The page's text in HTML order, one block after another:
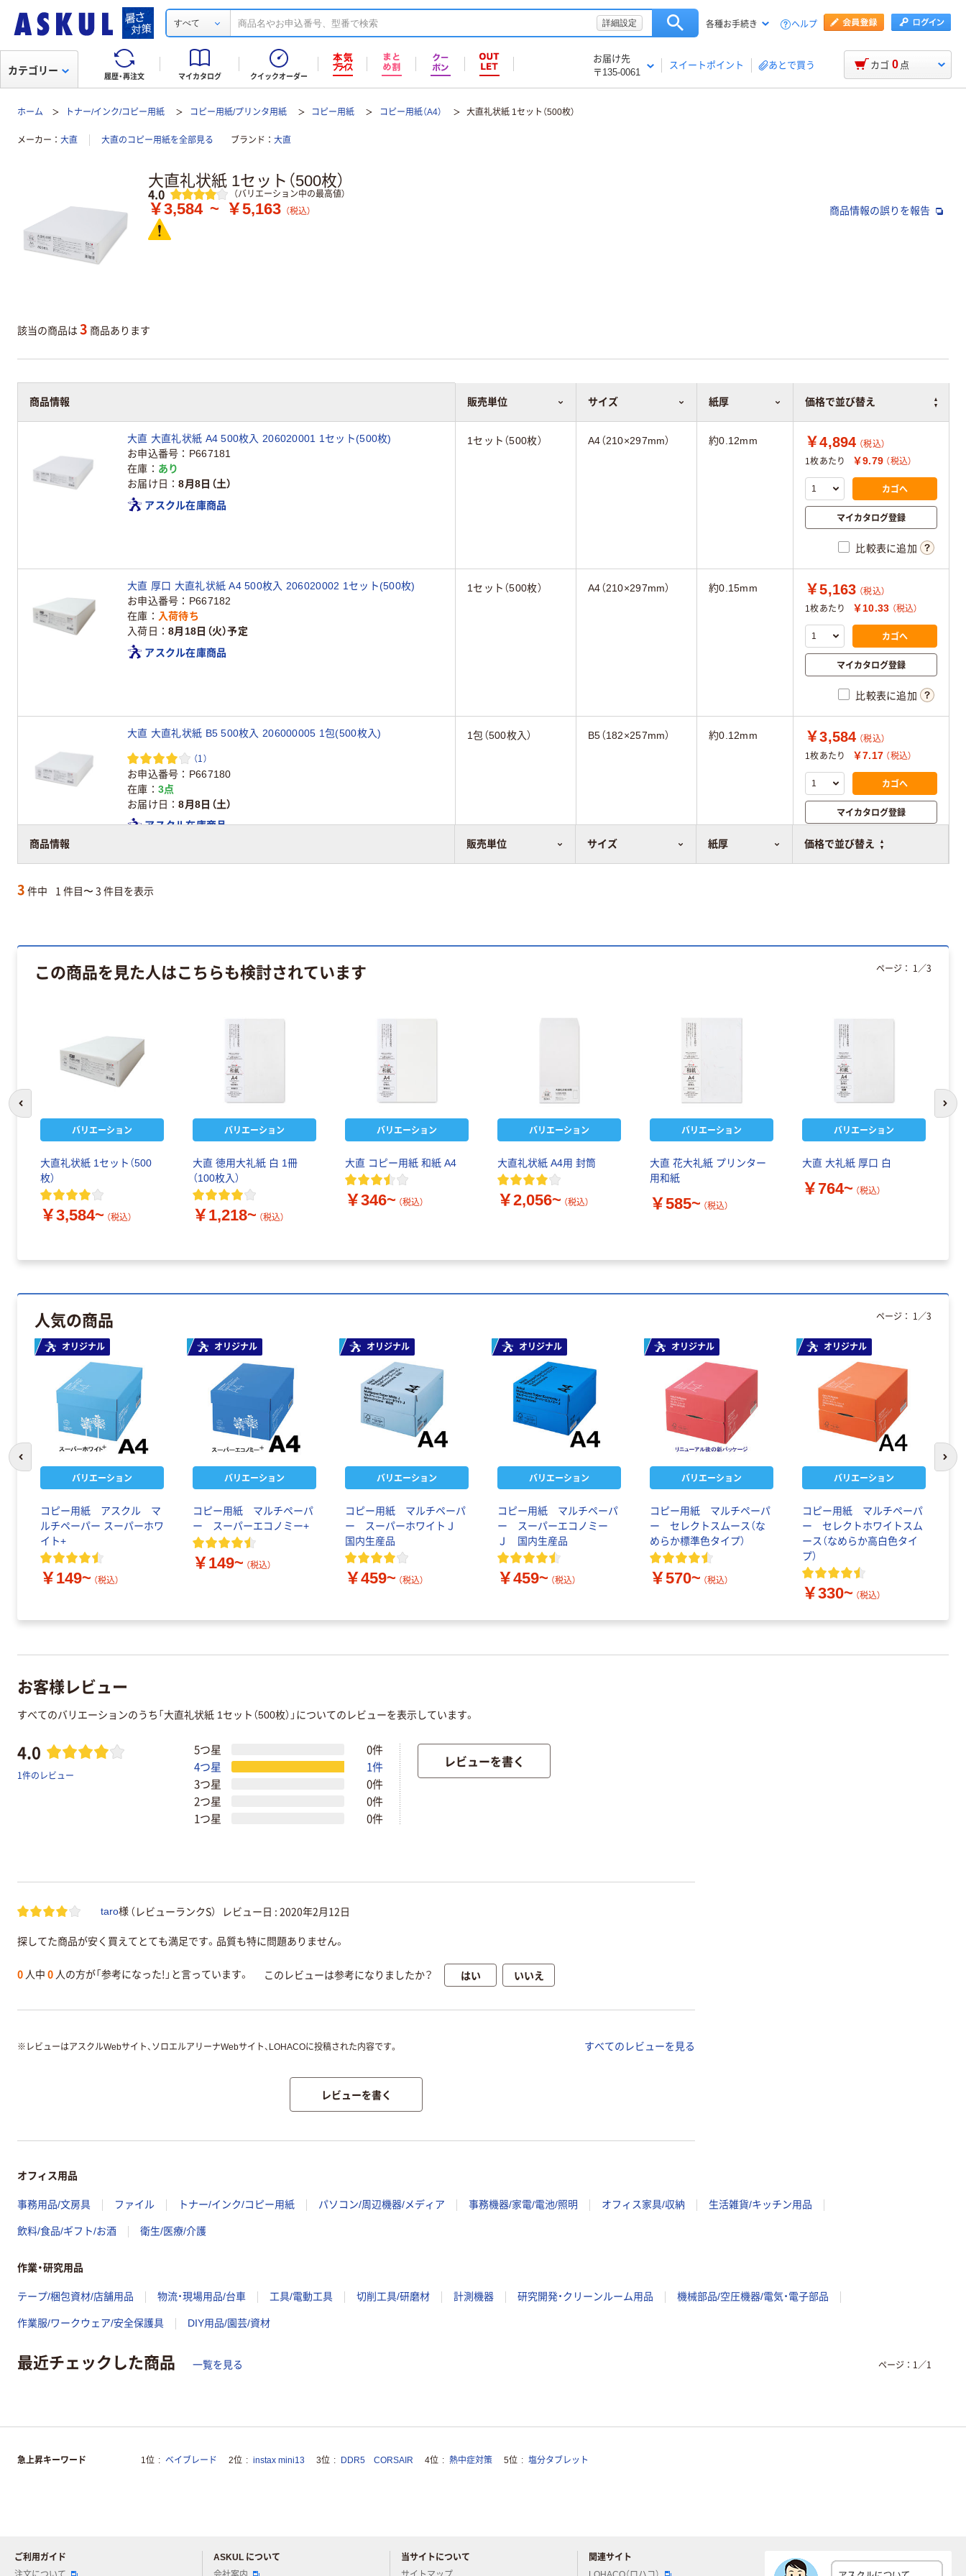
すべて 詳細設定 各種お手続き ヘルプ
履歴・再注文 マイカタログ クイックオーダー
お届け先
〒135-0061
スイートポイント あとで買う
カテゴリー カゴ 0 点
ホーム トナー/インク/コピー用紙 コピー用紙/プリンタ用紙 コピー用紙 コピー用紙（A4） 大直礼状紙 1セット（500枚）
メーカー 大直 大直のコピー用紙を全部見る ブランド 大直
大直礼状紙 1セット（500枚）
レビュー
4.0 （バリエーション中の最高値）
￥3,584 ~ ￥5,163 （税込） 商品情報の誤りを報告
該当の商品は 3 商品あります
商品情報 販売単位 サイズ 紙厚 価格で並び替え
商品情報 販売単位 サイズ 紙厚 価格で並び替え
大直 大直礼状紙 A4 500枚入 206020001 1セット(500枚)
お申込番号
P667181
在庫
あり
お届け日
8月8日（土）
アスクル在庫商品
1セット（500枚） A4（210×297mm） 約0.12mm ￥4,894 （税込）
1枚あたり
￥9.79 （税込）
カゴへ
マイカタログ登録
比較表に追加
大直 厚口 大直礼状紙 A4 500枚入 206020002 1セット(500枚)
お申込番号
P667182
在庫
入荷待ち
入荷日
8月18日（火）予定
アスクル在庫商品
1セット（500枚） A4（210×297mm） 約0.15mm ￥5,163 （税込）
1枚あたり
￥10.33 （税込）
カゴへ
マイカタログ登録
比較表に追加
大直 大直礼状紙 B5 500枚入 206000005 1包(500枚入)
（1）
お申込番号
P667180
在庫
3点
お届け日
8月8日（土）
アスクル在庫商品
1包（500枚入） B5（182×257mm） 約0.12mm ￥3,584 （税込）
1枚あたり
￥7.17 （税込）
カゴへ
マイカタログ登録
比較表に追加
3 件中 1 件目〜 3 件目を表示
この商品を見た人はこちらも検討されています
バリエーション
大直礼状紙 1セット（500
枚）
￥3,584~ （税込）
バリエーション
大直 徳用大礼紙 白 1冊
（100枚入）
￥1,218~ （税込）
バリエーション
大直 コピー用紙 和紙 A4
￥346~ （税込）
バリエーション
大直礼状紙 A4用 封筒
￥2,056~ （税込）
バリエーション
大直 花大礼紙 プリンター
用和紙
￥585~ （税込）
バリエーション
大直 大礼紙 厚口 白
￥764~ （税込）
ページ： 1 ／3
次
人気の商品
オリジナル
バリエーション
コピー用紙 アスクル マ
ルチペーパー スーパーホワ
イト+
￥149~ （税込）
オリジナル
バリエーション
コピー用紙 マルチペーパ
ー スーパーエコノミー+
￥149~ （税込）
オリジナル
バリエーション
コピー用紙 マルチペーパ
ー スーパーホワイトＪ
国内生産品
￥459~ （税込）
オリジナル
バリエーション
コピー用紙 マルチペーパ
ー スーパーエコノミー
Ｊ 国内生産品
￥459~ （税込）
オリジナル
バリエーション
コピー用紙 マルチペーパ
ー セレクトスムース（な
めらか標準色タイプ）
￥570~ （税込）
オリジナル
バリエーション
コピー用紙 マルチペーパ
ー セレクトホワイトスム
ース（なめらか高白色タイ
プ）
￥330~ （税込）
ページ： 1 ／3
前のスライドへ 次
お客様レビュー
すべてのバリエーションのうち「大直礼状紙 1セット（500枚）」についてのレビューを表示しています。
4.0
1件のレビュー
5つ星
0件
4つ星
1件
3つ星
0件
2つ星
0件
1つ星
0件
レビューを書く
taro様 （レビューランクS） レビュー日 : 2020年2月12日
探してた商品が安く買えてとても満足です。品質も特に問題ありません。
0 人中 0 人の方が「参考になった!」と言っています。 このレビューは参考になりましたか？ はい いいえ
※ レビューはアスクルWebサイト、ソロエルアリーナWebサイト、LOHACOに投稿された内容です。 すべてのレビューを見る
レビューを書く
オフィス用品
事務用品/文房具 ファイル トナー/インク/コピー用紙 パソコン/周辺機器/メディア 事務機器/家電/電池/照明 オフィス家具/収納 生活雑貨/キッチン用品
飲料/食品/ギフト/お酒 衛生/医療/介護
作業・研究用品
テープ/梱包資材/店舗用品 物流・現場用品/台車 工具/電動工具 切削工具/研磨材 計測機器 研究開発・クリーンルーム用品 機械部品/空圧機器/電気・電子部品
作業服/ワークウェア/安全保護具 DIY用品/園芸/資材
最近チェックした商品 一覧を見る ページ： 1 ／1
急上昇キーワード 1位 ベイブレード 2位 instax mini13 3位 DDR5 CORSAIR 4位 熱中症対策 5位 塩分タブレット
ご利用ガイド
ASKUL について
当サイトについて
関連サイト